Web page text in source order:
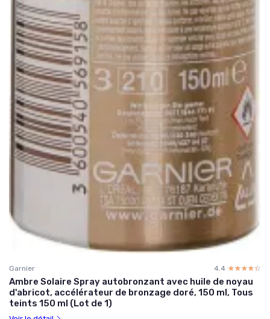
Garnier 4.4 ☆☆☆☆☆
★★★★★
Ambre Solaire Spray autobronzant avec huile de noyau
d'abricot, accélérateur de bronzage doré, 150 ml, Tous
teints 150 ml (Lot de 1)